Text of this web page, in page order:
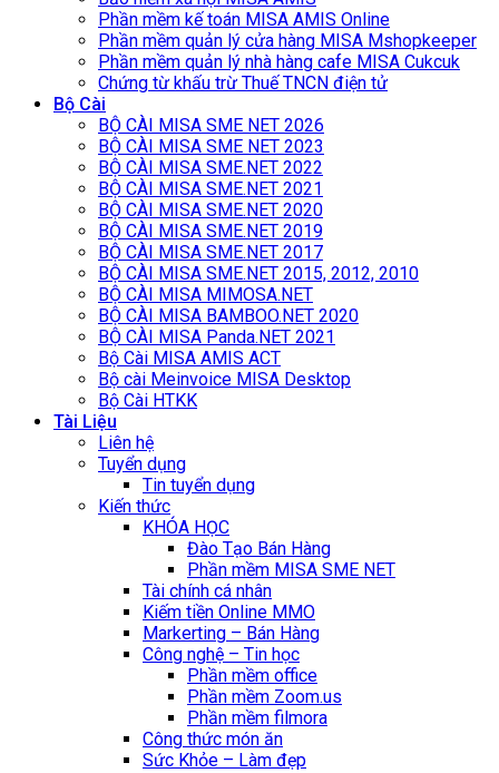
Phần mềm kế toán MISA AMIS Online
Phần mềm quản lý cửa hàng MISA Mshopkeeper
Phần mềm quản lý nhà hàng cafe MISA Cukcuk
Chứng từ khấu trừ Thuế TNCN điện tử
Bộ Cài
BỘ CÀI MISA SME NET 2026
BỘ CÀI MISA SME NET 2023
BỘ CÀI MISA SME.NET 2022
BỘ CÀI MISA SME.NET 2021
BỘ CÀI MISA SME.NET 2020
BỘ CÀI MISA SME.NET 2019
BỘ CÀI MISA SME.NET 2017
BỘ CÀI MISA SME.NET 2015, 2012, 2010
BỘ CÀI MISA MIMOSA.NET
BỘ CÀI MISA BAMBOO.NET 2020
BỘ CÀI MISA Panda.NET 2021
Bộ Cài MISA AMIS ACT
Bộ cài Meinvoice MISA Desktop
Bộ Cài HTKK
Tài Liệu
Liên hệ
Tuyển dụng
Tin tuyển dụng
Kiến thức
KHÓA HỌC
Đào Tạo Bán Hàng
Phần mềm MISA SME NET
Tài chính cá nhân
Kiếm tiền Online MMO
Markerting – Bán Hàng
Công nghệ – Tin học
Phần mềm office
Phần mềm Zoom.us
Phần mềm filmora
Công thức món ăn
Sức Khỏe – Làm đẹp